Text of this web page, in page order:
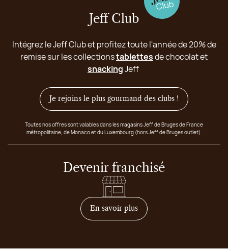
Jeff Club
Intégrez le Jeff Club et profitez toute l'année de 20% de
remise sur les collectionstablettesde chocolat et
snackingJeff
Je rejoins le plus gourmand des clubs !
Toutes nos offres sont valables dans les magasins Jeff de Bruges de France
métropolitaine, de Monaco et du Luxembourg (hors Jeff de Bruges outlet).
Devenir franchisé
En savoir plussur comment devenir